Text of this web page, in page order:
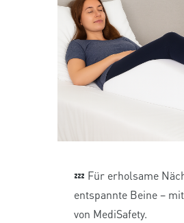
💤 Für erholsame
entspannte Beine –
von MediSafety.